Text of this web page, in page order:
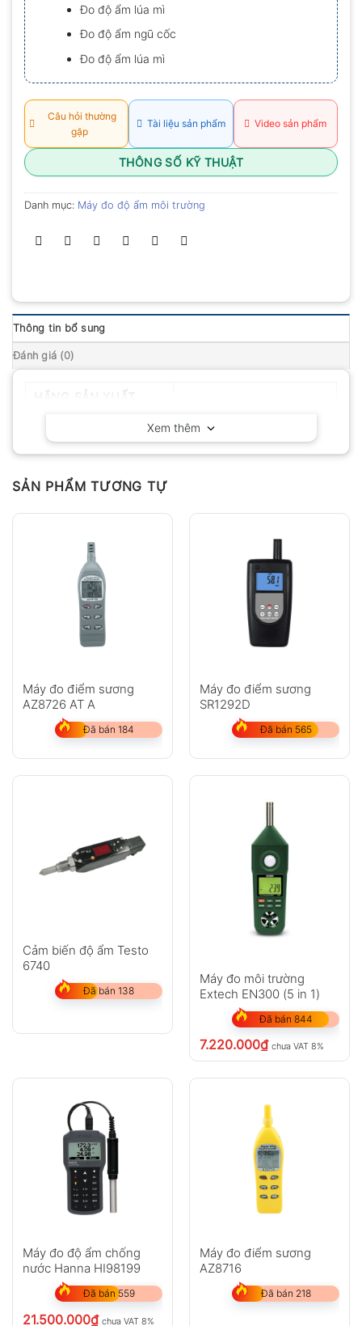
Đo độ ẩm lúa mì
Đo độ ẩm ngũ cốc
Đo độ ẩm lúa mì
Câu hỏi thường
gặp
Tài liệu sản phẩm Video sản phẩm
THÔNG SỐ KỸ THUẬT
Danh mục: Máy đo độ ẩm môi trường
Thông tin bổ sung
Đánh giá (0)
Xem thêm
SẢN PHẨM TƯƠNG TỰ
Máy đo điểm sương
AZ8726 AT A
Đã bán 184
Máy đo điểm sương
SR1292D
Đã bán 565
Cảm biến độ ẩm Testo
6740
Đã bán 138
Máy đo môi trường
Extech EN300 (5 in 1)
Đã bán 844
7.220.000₫ chưa VAT 8%
Máy đo độ ẩm chống
nước Hanna HI98199
Đã bán 559
21.500.000₫ chưa VAT 8%
Máy đo điểm sương
AZ8716
Đã bán 218